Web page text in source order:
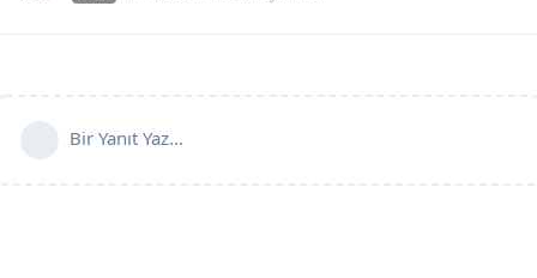
Bir Yanıt Yaz...